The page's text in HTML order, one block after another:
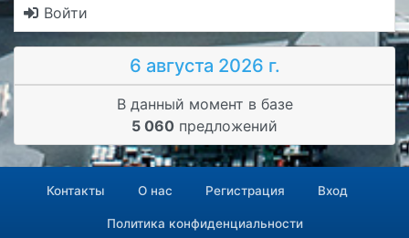
Войти
6 августа 2026 г.
В данный момент в базе
5 060 предложений
Контакты О нас Регистрация Вход
Политика конфиденциальности